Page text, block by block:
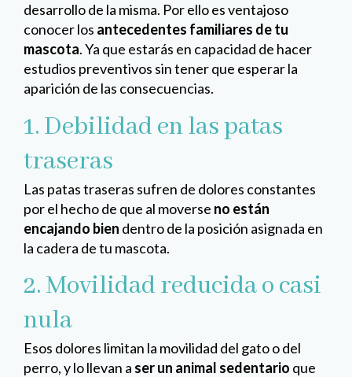
desarrollo de la misma. Por ello es ventajoso
conocer los antecedentes familiares de tu
mascota. Ya que estarás en capacidad de hacer
estudios preventivos sin tener que esperar la
aparición de las consecuencias.
1. Debilidad en las patas
traseras
Las patas traseras sufren de dolores constantes
por el hecho de que al moverse no están
encajando bien dentro de la posición asignada en
la cadera de tu mascota.
2. Movilidad reducida o casi
nula
Esos dolores limitan la movilidad del gato o del
perro, y lo llevan a ser un animal sedentario que